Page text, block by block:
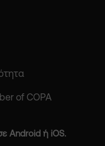
of COPA
Android ή iOS.